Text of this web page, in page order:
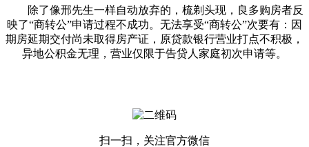
除了像邢先生一样自动放弃的，梳剃头现，良多购房者反
映了“商转公”申请过程不成功。无法享受“商转公”次要有：因
期房延期交付尚未取得房产证，原贷款银行营业打点不积极，
异地公积金无理，营业仅限于告贷人家庭初次申请等。
扫一扫，关注官方微信